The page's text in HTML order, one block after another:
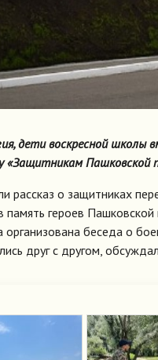
дети воскресной
«Защитникам Пашковской
рассказ о защитниках
героев
организована беседа о
друг с другом,